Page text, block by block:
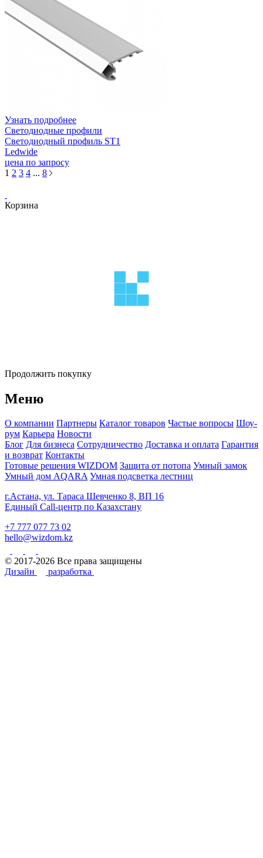
Узнать подробнее
Светодиодные профили
Светодиодный профиль ST1
Ledwide
цена по запросу
1 2 3 4 ... 8
Корзина
Продолжить покупку
Меню
О компании Партнеры Каталог товаров Частые вопросы Шоу-
рум Карьера Новости
Блог Для бизнеса Сотрудничество Доставка и оплата Гарантия
и возврат Контакты
Готовые решения WIZDOM Защита от потопа Умный замок
Умный дом AQARA Умная подсветка лестниц
г.Астана, ул. Тараса Шевченко 8, ВП 16
Единый Call-центр по Казахстану
+7 777 077 73 02
hello@wizdom.kz
© 2017-2026 Все права защищены
Дизайн
разработка